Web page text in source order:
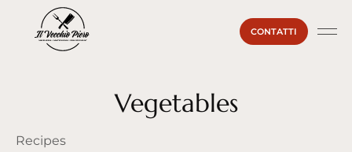
CONTATTI
Vegetables
Recipes